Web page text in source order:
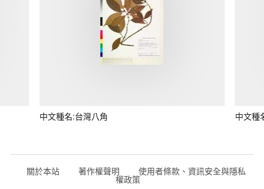
中文種名:台灣八角 中文種
關於本站 著作權聲明 使用者條款、資訊安全與隱私
權政策